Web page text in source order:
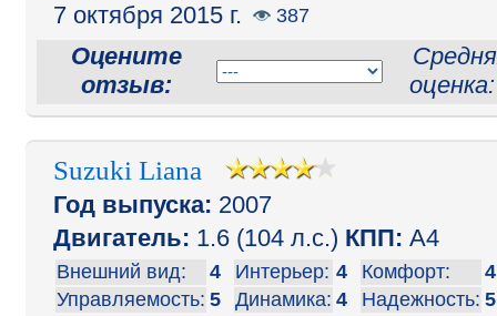
7 октября 2015 г.
387
Оцените
отзыв:
Suzuki Liana
Год выпуска: 2007
Двигатель: 1.6 (104 л.с.) КПП: A4
Внешний вид: 4 Интерьер: 4 Комфорт:
4
Управляемость: 5 Динамика: 4 Надежность: 5